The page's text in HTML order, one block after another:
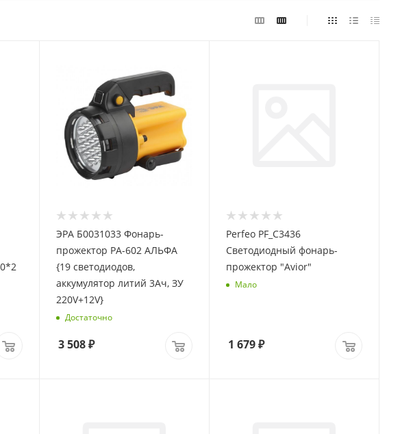
ЭРА Б0031033 Фонарь-
прожектор PA-602 АЛЬФА
{19 светодиодов,
аккумулятор литий 3Ач, ЗУ
220V+12V}
Достаточно
3 508₽
Perfeo PF_C3436
Светодиодный фонарь-
прожектор "Avior"
Мало
1 679₽